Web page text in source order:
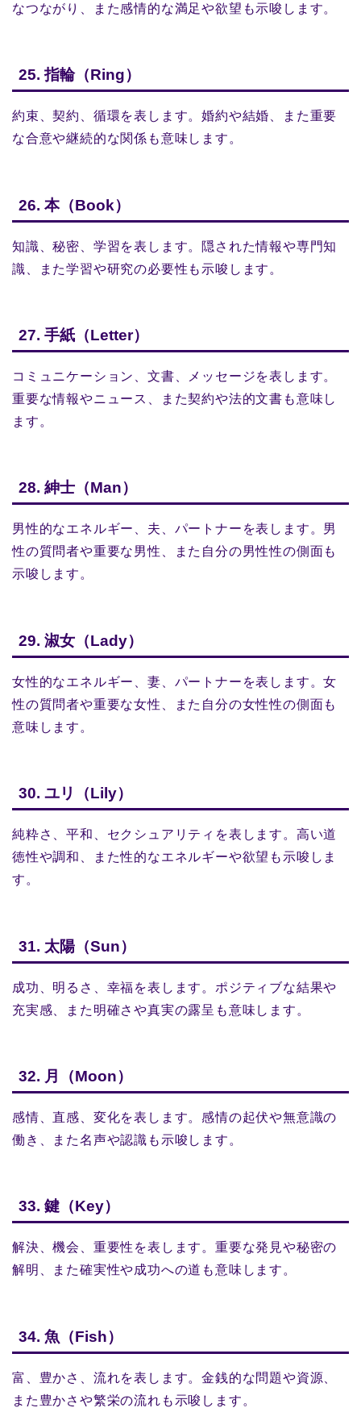
なつながり、また感情的な満足や欲望も示唆します。
25. 指輪（Ring）
約束、契約、循環を表します。婚約や結婚、また重要
な合意や継続的な関係も意味します。
26. 本（Book）
知識、秘密、学習を表します。隠された情報や専門知
識、また学習や研究の必要性も示唆します。
27. 手紙（Letter）
コミュニケーション、文書、メッセージを表します。
重要な情報やニュース、また契約や法的文書も意味し
ます。
28. 紳士（Man）
男性的なエネルギー、夫、パートナーを表します。男
性の質問者や重要な男性、また自分の男性性の側面も
示唆します。
29. 淑女（Lady）
女性的なエネルギー、妻、パートナーを表します。女
性の質問者や重要な女性、また自分の女性性の側面も
意味します。
30. ユリ（Lily）
純粋さ、平和、セクシュアリティを表します。高い道
徳性や調和、また性的なエネルギーや欲望も示唆しま
す。
31. 太陽（Sun）
成功、明るさ、幸福を表します。ポジティブな結果や
充実感、また明確さや真実の露呈も意味します。
32. 月（Moon）
感情、直感、変化を表します。感情の起伏や無意識の
働き、また名声や認識も示唆します。
33. 鍵（Key）
解決、機会、重要性を表します。重要な発見や秘密の
解明、また確実性や成功への道も意味します。
34. 魚（Fish）
富、豊かさ、流れを表します。金銭的な問題や資源、
また豊かさや繁栄の流れも示唆します。